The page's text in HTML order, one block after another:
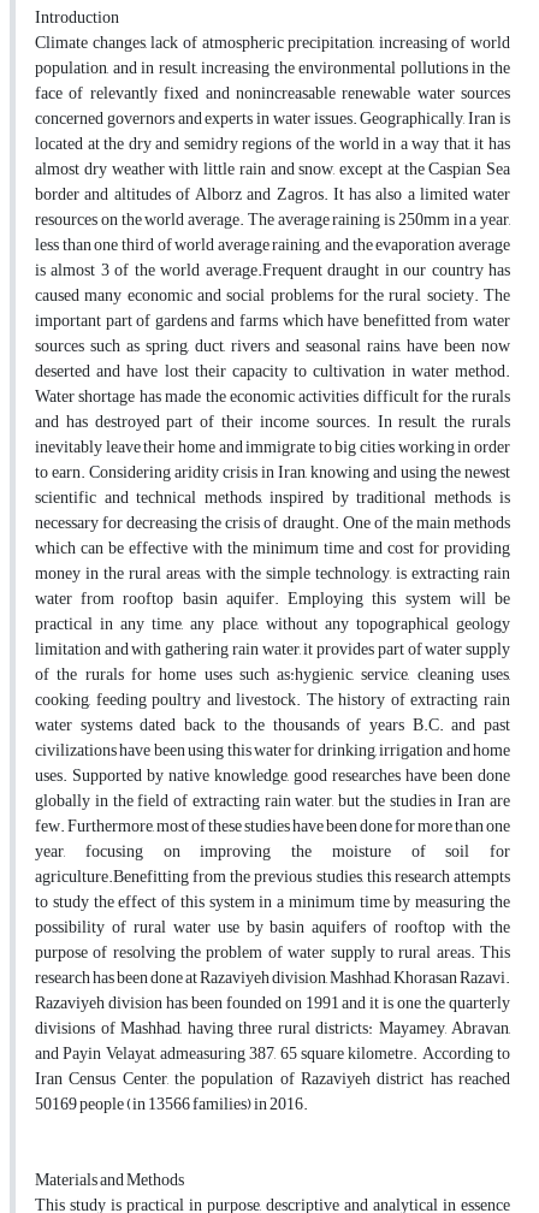
Introduction
Climate changes, lack of atmospheric precipitation, increasing of world
population, and in result, increasing the environmental pollutions in the
face of relevantly fixed and nonincreasable renewable water sources
concerned governors and experts in water issues. Geographically, Iran is
located at the dry and semidry regions of the world in a way that, it has
almost dry weather with little rain and snow, except at the Caspian Sea
border and altitudes of Alborz and Zagros. It has also a limited water
resources on the world average. The average raining is 250mm in a year,
less than one third of world average raining, and the evaporation average
is almost 3 of the world average.Frequent draught in our country has
caused many economic and social problems for the rural society. The
important part of gardens and farms which have benefitted from water
sources such as spring, duct, rivers and seasonal rains, have been now
deserted and have lost their capacity to cultivation in water method.
Water shortage has made the economic activities difficult for the rurals
and has destroyed part of their income sources. In result, the rurals
inevitably leave their home and immigrate to big cities working in order
to earn. Considering aridity crisis in Iran, knowing and using the newest
scientific and technical methods, inspired by traditional methods, is
necessary for decreasing the crisis of draught. One of the main methods
which can be effective with the minimum time and cost for providing
money in the rural areas, with the simple technology, is extracting rain
water from rooftop basin aquifer. Employing this system will be
practical in any time, any place, without any topographical geology
limitation and with gathering rain water, it provides part of water supply
of the rurals for home uses such as:hygienic, service, cleaning uses,
cooking, feeding poultry and livestock. The history of extracting rain
water systems dated back to the thousands of years B.C. and past
civilizations have been using this water for drinking, irrigation and home
uses. Supported by native knowledge, good researches have been done
globally in the field of extracting rain water, but the studies in Iran are
few. Furthermore, most of these studies have been done for more than one
year, focusing on improving the moisture of soil for
agriculture.Benefitting from the previous studies, this research attempts
to study the effect of this system in a minimum time by measuring the
possibility of rural water use by basin aquifers of rooftop with the
purpose of resolving the problem of water supply to rural areas. This
research has been done at Razaviyeh division, Mashhad, Khorasan Razavi.
Razaviyeh division has been founded on 1991 and it is one the quarterly
divisions of Mashhad, having three rural districts: Mayamey, Abravan,
and Payin Velayat, admeasuring 387, 65 square kilometre. According to
Iran Census Center, the population of Razaviyeh district has reached
50169 people (in 13566 families) in 2016.
Materials and Methods
This study is practical in purpose, descriptive and analytical in essence